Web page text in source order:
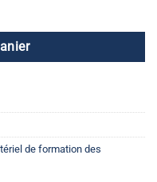
de formation des